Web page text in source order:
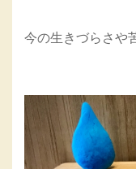
今の生きづらさや